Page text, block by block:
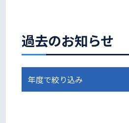
過去のお知らせ